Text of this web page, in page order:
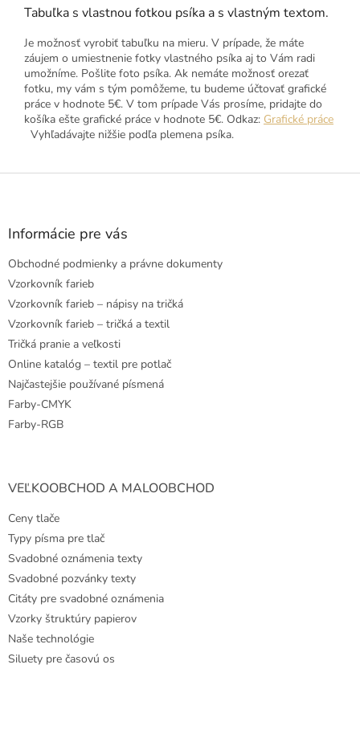
Tabuľka s vlastnou fotkou psíka a s vlastným textom.
Je možnosť vyrobiť tabuľku na mieru. V prípade, že máte
záujem o umiestnenie fotky vlastného psíka aj to Vám radi
umožníme. Pošlite foto psíka. Ak nemáte možnosť orezať
fotku, my vám s tým pomôžeme, tu budeme účtovať grafické
práce v hodnote 5€. V tom prípade Vás prosíme, pridajte do
košíka ešte grafické práce v hodnote 5€. Odkaz: Grafické práce
Vyhľadávajte nižšie podľa plemena psíka.
Z
Informácie pre vás
Obchodné podmienky a právne dokumenty
Vzorkovník farieb
Vzorkovník farieb – nápisy na tričká
Vzorkovník farieb – tričká a textil
Tričká pranie a veľkosti
Online katalóg – textil pre potlač
Najčastejšie používané písmená
Farby-CMYK
Farby-RGB
VEĽKOOBCHOD A MALOOBCHOD
Ceny tlače
Typy písma pre tlač
Svadobné oznámenia texty
Svadobné pozvánky texty
Citáty pre svadobné oznámenia
Vzorky štruktúry papierov
Naše technológie
Siluety pre časovú os